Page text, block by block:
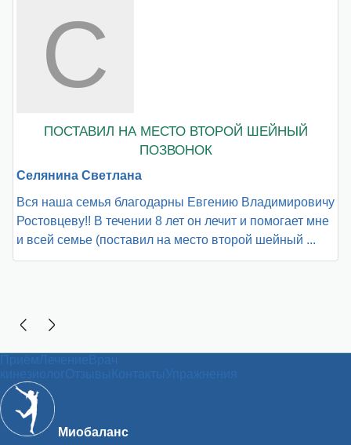
С
ПОСТАВИЛ НА МЕСТО ВТОРОЙ ШЕЙНЫЙ
ПОЗВОНОК
Селянина Светлана
Вся наша семья благодарны Евгению Владимировичу
Ростовцеву!! В течении 8 лет он лечит и помогает мне
и всей семье (поставил на место второй шейный ...
Приём Лечение Врач
кинезиологОтзывы КонтактыУпражнения
Миобаланс